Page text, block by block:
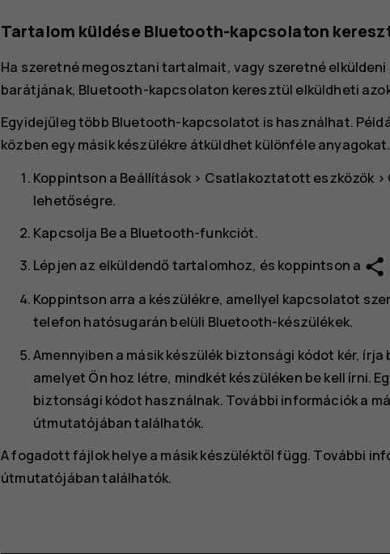
Tartalom küldése Bluetooth-kapcsolaton
Ha szeretné megosztani tartalmait, vagy szeretné
barátjának, Bluetooth-kapcsolaton keresztül elküldheti
Egyidejűleg több Bluetooth-kapcsolatot is használhat.
közben egy másik készülékre átküldhet különféle anyagokat.
Koppintson a Beállítások> Csatlakoztatott eszközök>
lehetőségre.
Kapcsolja Bea Bluetooth-funkciót.
Lépjen az elküldendő tartalomhoz, és koppintson a share
Koppintson arra a készülékre, amellyel kapcsolatot
telefon hatósugarán belüli Bluetooth-készülékek.
Amennyiben a másik készülék biztonsági kódot kér,
amelyet Ön hoz létre, mindkét készüléken be kell írni.
biztonsági kódot használnak. További információk a
útmutatójában találhatók.
A fogadott fájlok helye a másik készüléktől függ. További
útmutatójában találhatók.